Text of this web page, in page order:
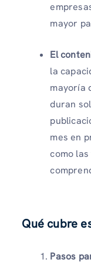
mayor
El
la
mayoría
duran
mes en
como
Qué cubre
Pasos